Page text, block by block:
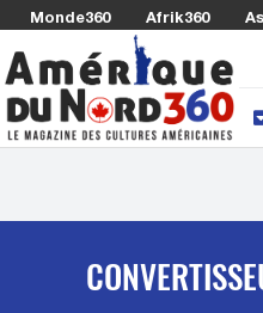
Monde360 Afrik360